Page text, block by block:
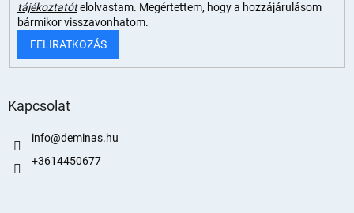
tájékoztatót elolvastam. Megértettem, hogy a hozzájárulásom
bármikor visszavonhatom.
FELIRATKOZÁS
Kapcsolat
info@deminas.hu
+3614450677